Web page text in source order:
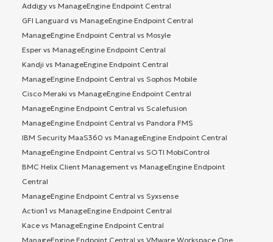
Addigy vs ManageEngine Endpoint Central
GFI Languard vs ManageEngine Endpoint Central
ManageEngine Endpoint Central vs Mosyle
Esper vs ManageEngine Endpoint Central
Kandji vs ManageEngine Endpoint Central
ManageEngine Endpoint Central vs Sophos Mobile
Cisco Meraki vs ManageEngine Endpoint Central
ManageEngine Endpoint Central vs Scalefusion
ManageEngine Endpoint Central vs Pandora FMS
IBM Security MaaS360 vs ManageEngine Endpoint Central
ManageEngine Endpoint Central vs SOTI MobiControl
BMC Helix Client Management vs ManageEngine Endpoint
Central
ManageEngine Endpoint Central vs Syxsense
Action1 vs ManageEngine Endpoint Central
Kace vs ManageEngine Endpoint Central
ManageEngine Endpoint Central vs VMware Workspace One